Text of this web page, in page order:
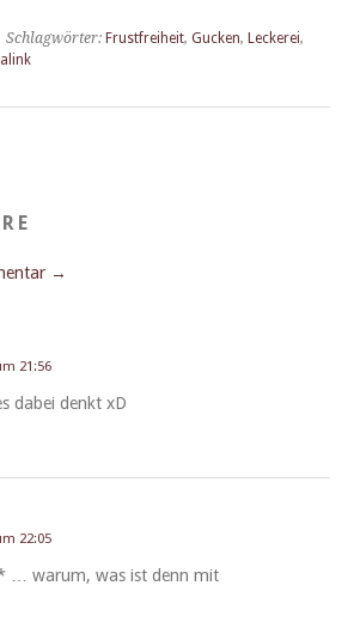
| Schlagwörter: Frustfreiheit, Gucken, Leckerei,
→
21:56
dabei denkt xD
22:05
… warum, was ist denn mit